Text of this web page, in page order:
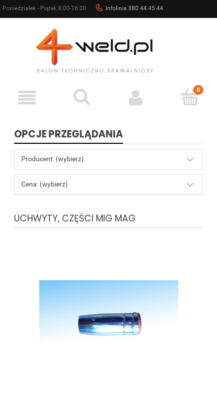
Poniedziałek - Piątek 8.00-16.00 Infolinia 880 44 45 44
OPCJE PRZEGLĄDANIA
Producent: (wybierz)
Cena: (wybierz)
UCHWYTY, CZĘŚCI MIG MAG